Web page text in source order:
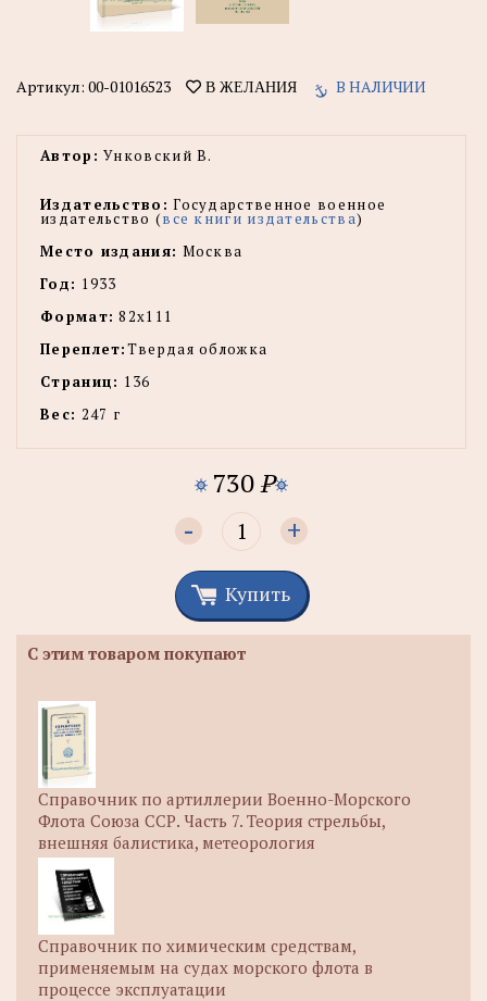
Артикул: 00-01016523 В ЖЕЛАНИЯ В НАЛИЧИИ
Автор: Унковский В.
Издательство: Государственное военное
издательство (все книги издательства)
Место издания: Москва
Год: 1933
Формат: 82х111
Переплет:Твердая обложка
Страниц: 136
Вес: 247 г
730P
- +
Купить
С этим товаром покупают
Справочник по артиллерии Военно-Морского
Флота Союза ССР. Часть 7. Теория стрельбы,
внешняя балистика, метеорология
Справочник по химическим средствам,
применяемым на судах морского флота в
процессе эксплуатации